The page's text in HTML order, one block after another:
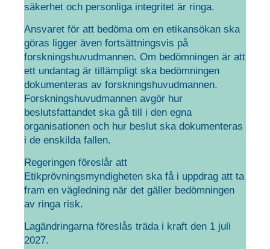
säkerhet och personliga integritet är ringa.
Ansvaret för att bedöma om en etikansökan ska
göras ligger även fortsättningsvis på
forskningshuvudmannen. Om bedömningen är att
ett undantag är tillämpligt ska bedömningen
dokumenteras av forskningshuvudmannen.
Forskningshuvudmannen avgör hur
beslutsfattandet ska gå till i den egna
organisationen och hur beslut ska dokumenteras
i de enskilda fallen.
Regeringen föreslår att
Etikprövningsmyndigheten ska få i uppdrag att ta
fram en vägledning när det gäller bedömningen
av ringa risk.
Lagändringarna föreslås träda i kraft den 1 juli
2027.